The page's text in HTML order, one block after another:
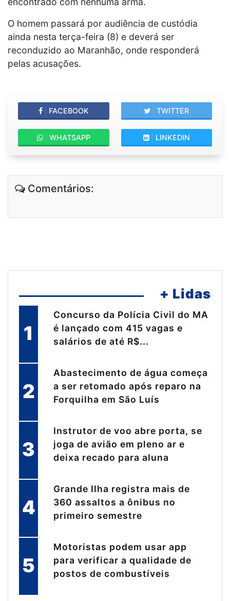
O homem passará por audiência de custódia
ainda nesta terça-feira (8) e deverá ser
reconduzido ao Maranhão, onde responderá
pelas acusações.
FACEBOOK TWITTER
WHATSAPP LINKEDIN
Comentários:
+ Lidas
1
Concurso da Polícia Civil do MA
é lançado com 415 vagas e
salários de até R$...
2
Abastecimento de água começa
a ser retomado após reparo na
Forquilha em São Luís
3
Instrutor de voo abre porta, se
joga de avião em pleno ar e
deixa recado para aluna
4
Grande Ilha registra mais de
360 assaltos a ônibus no
primeiro semestre
5
Motoristas podem usar app
para verificar a qualidade de
postos de combustíveis